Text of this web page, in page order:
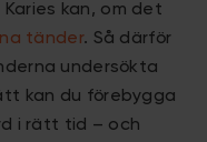
Karies kan, om det
tänder. Så därför
undersökta
kan du förebygga
i rätt tid – och